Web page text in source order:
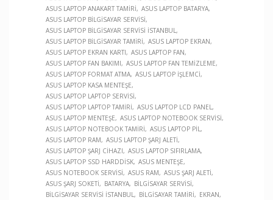
ASUS LAPTOP ANAKART TAMIRI
ASUS LAPTOP BATARYA
ASUS LAPTOP BILGISAYAR SERVISI
ASUS LAPTOP BILGISAYAR SERVISI İSTANBUL
ASUS LAPTOP BILGISAYAR TAMIRI
ASUS LAPTOP EKRAN
ASUS LAPTOP EKRAN KARTI
ASUS LAPTOP FAN
ASUS LAPTOP FAN BAKIMI
ASUS LAPTOP FAN TEMIZLEME
ASUS LAPTOP FORMAT ATMA ASUS LAPTOP İŞLEMCI
ASUS LAPTOP KASA MENTEŞE
ASUS LAPTOP LAPTOP SERVISI
ASUS LAPTOP LAPTOP TAMIRI
ASUS LAPTOP LCD PANEL
ASUS LAPTOP MENTEŞE
ASUS LAPTOP NOTEBOOK SERVISI
ASUS LAPTOP NOTEBOOK TAMIRI
ASUS LAPTOP PIL
ASUS LAPTOP RAM
ASUS LAPTOP ŞARJ ALETI
ASUS LAPTOP ŞARJ CIHAZI
ASUS LAPTOP SIFIRLAMA
ASUS LAPTOP SSD HARDDISK ASUS MENTEŞE
ASUS NOTEBOOK SERVISI
ASUS RAM
ASUS ŞARJ ALETI
ASUS ŞARJ SOKETI
BATARYA
BILGISAYAR SERVISI
BILGISAYAR SERVISI İSTANBUL
BILGISAYAR TAMIRI
EKRAN